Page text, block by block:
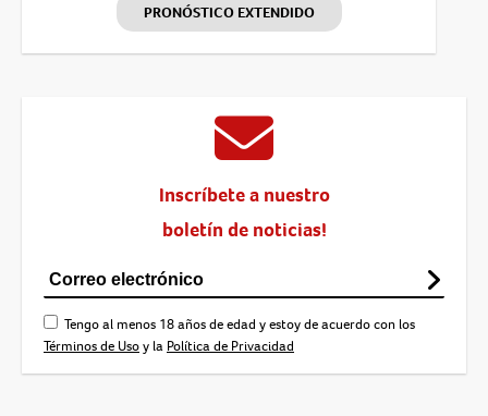
PRONÓSTICO EXTENDIDO
Inscríbete a nuestro
boletín de noticias!
Tengo al menos 18 años de edad y estoy de acuerdo con los
Términos de Usoy la Política de Privacidad